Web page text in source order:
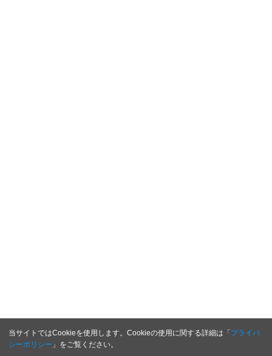
当サイトではCookieを使用します。Cookieの使用に関する詳細は「プライバ
シーポリシー 」をご覧ください。